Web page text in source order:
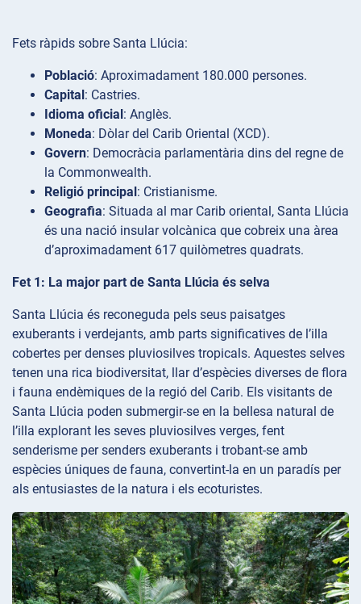
Fets ràpids sobre Santa Llúcia:
Població: Aproximadament 180.000 persones.
Capital: Castries.
Idioma oficial: Anglès.
Moneda: Dòlar del Carib Oriental (XCD).
Govern: Democràcia parlamentària dins del regne de
la Commonwealth.
Religió principal: Cristianisme.
Geografia: Situada al mar Carib oriental, Santa Llúcia
és una nació insular volcànica que cobreix una àrea
d’aproximadament 617 quilòmetres quadrats.
Fet 1: La major part de Santa Llúcia és selva
Santa Llúcia és reconeguda pels seus paisatges
exuberants i verdejants, amb parts significatives de l’illa
cobertes per denses pluviosilves tropicals. Aquestes selves
tenen una rica biodiversitat, llar d’espècies diverses de flora
i fauna endèmiques de la regió del Carib. Els visitants de
Santa Llúcia poden submergir-se en la bellesa natural de
l’illa explorant les seves pluviosilves verges, fent
senderisme per senders exuberants i trobant-se amb
espècies úniques de fauna, convertint-la en un paradís per
als entusiastes de la natura i els ecoturistes.